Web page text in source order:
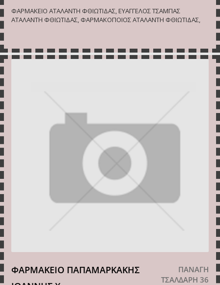
ΦΑΡΜΑΚΕΙΟ ΑΤΑΛΑΝΤΗ ΦΘΙΩΤΙΔΑΣ, ΕΥΑΓΓΕΛΟΣ ΤΣΑΜΠΑΣ
ΑΤΑΛΑΝΤΗ ΦΘΙΩΤΙΔΑΣ, ΦΑΡΜΑΚΟΠΟΙΟΣ ΑΤΑΛΑΝΤΗ ΦΘΙΩΤΙΔΑΣ,
ΦΑΡΜΑΚΕΙΟ ΠΑΠΑΜΑΡΚΑΚΗΣ
ΠΑΝΑΓΗ
ΤΣΑΛΔΑΡΗ 36